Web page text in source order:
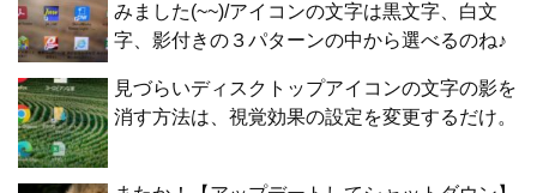
みました(~~)/アイコンの文字は黒文字、白文
字、影付きの３パターンの中から選べるのね♪
見づらいディスクトップアイコンの文字の影を
消す方法は、視覚効果の設定を変更するだけ。